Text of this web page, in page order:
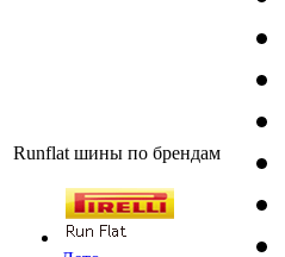
Runflat шины по брендам